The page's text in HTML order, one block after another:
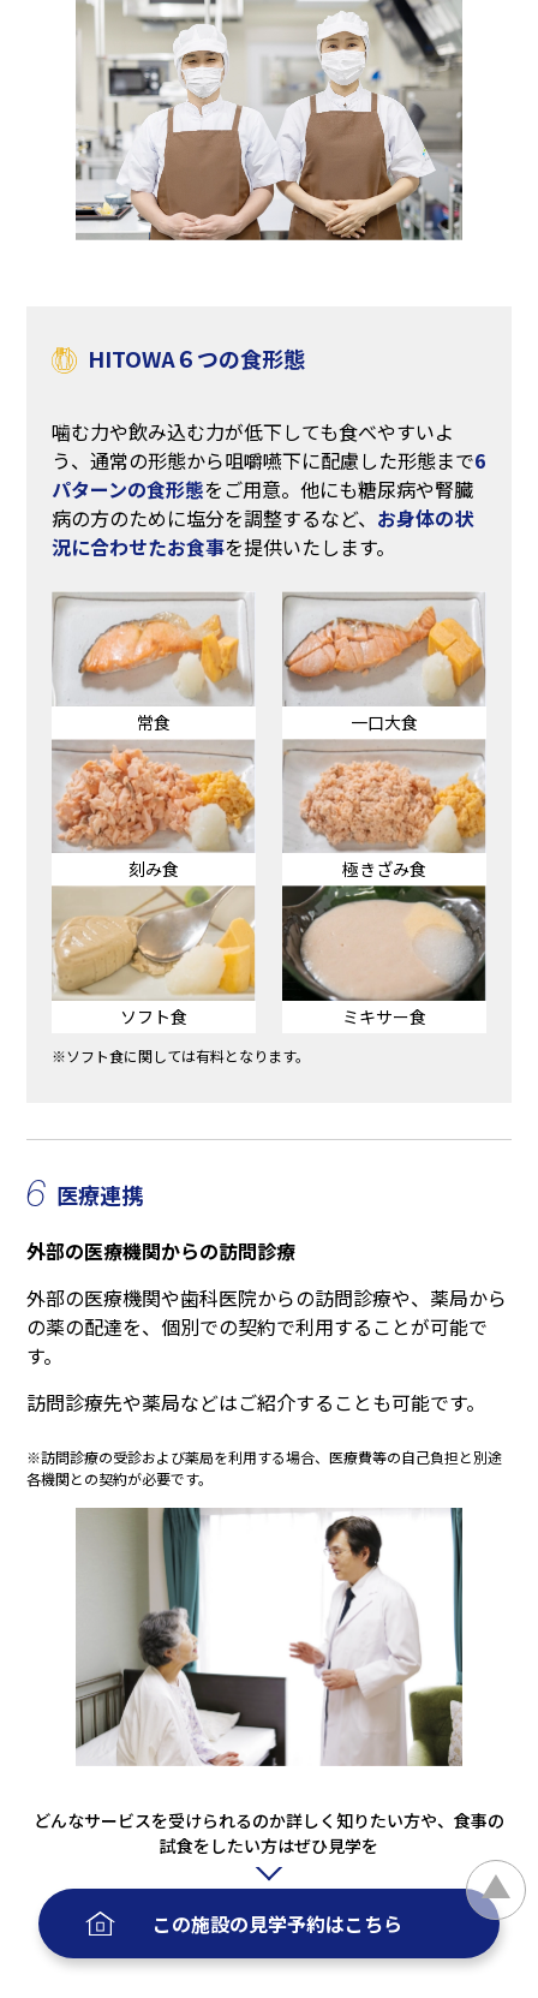
HITOWA６つの食形態
噛む力や飲み込む力が低下しても食べやすいよ
う、通常の形態から咀嚼嚥下に配慮した形態まで6
パターンの食形態をご用意。他にも糖尿病や腎臓
病の方のために塩分を調整するなど、 お身体の状
況に合わせたお食事を提供いたします。
常食 一口大食
刻み食 極きざみ食
ソフト食 ミキサー食
※ソフト食に関しては有料となります。
6 医療連携
外部の医療機関からの訪問診療
外部の医療機関や歯科医院からの訪問診療や、薬局から
の薬の配達を、個別での契約で利用することが可能で
す。
訪問診療先や薬局などはご紹介することも可能です。
※訪問診療の受診および薬局を利用する場合、医療費等の自己負担と別途
各機関との契約が必要です。
どんなサービスを受けられるのか詳しく知りたい方や、食事の
試食をしたい方はぜひ見学を
この施設の見学予約はこちら